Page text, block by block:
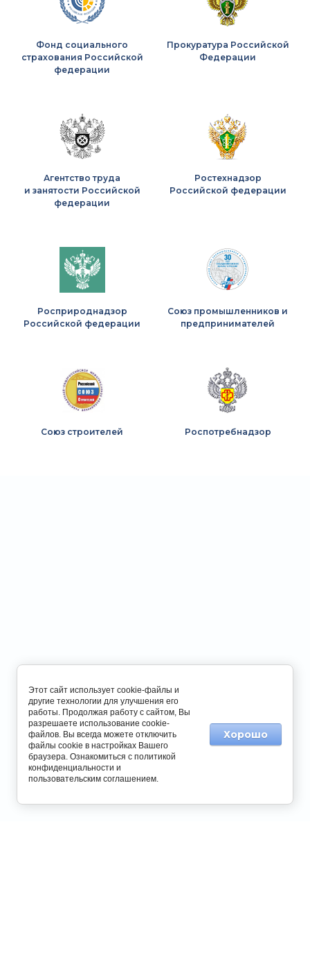
Фонд социального
страхования Российской
федерации
Прокуратура Российской
Федерации
Агентство труда
и занятости Российской
федерации
Ростехнадзор
Российской федерации
Росприроднадзор
Российской федерации
Союз промышленников и
предпринимателей
Союз строителей Роспотребнадзор
Этот сайт использует cookie-файлы и
другие технологии для улучшения его
работы. Продолжая работу с сайтом, Вы
разрешаете использование cookie-
файлов. Вы всегда можете отключить
файлы cookie в настройках Вашего
браузера. Ознакомиться с политикой
конфиденциальности и
пользовательским соглашением.
Хорошо